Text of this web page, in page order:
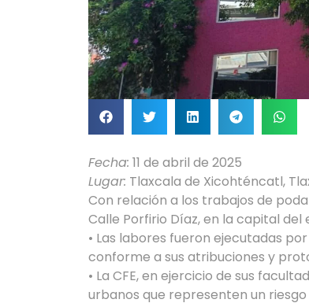
Fecha: 11 de abril de 2025
Lugar: Tlaxcala de Xicohténcatl,
Con relación a los trabajos de
Calle Porfirio Díaz, en la capital del
• Las labores fueron ejecutadas
conforme a sus atribuciones y
• La CFE, en ejercicio de sus
urbanos que representen un